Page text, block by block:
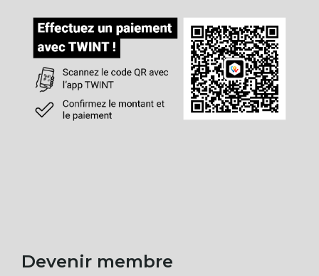
Devenir membre